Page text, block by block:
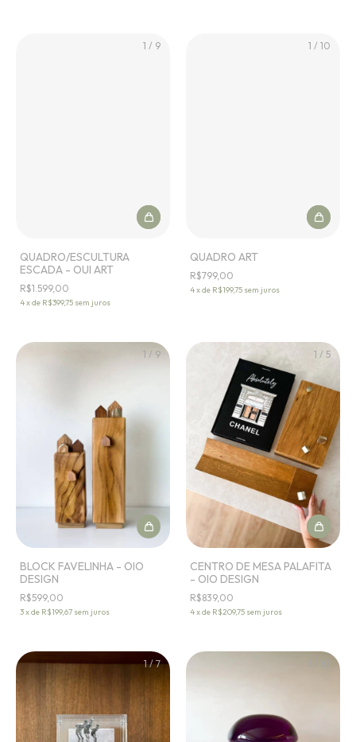
1 / 9
QUADRO/ESCULTURA
ESCADA - OUI ART
R$1.599,00
4xde R$399,75 sem juros
1 / 10
QUADRO ART
R$799,00
4xde R$199,75 sem juros
1 / 9
BLOCK FAVELINHA - OIO
DESIGN
R$599,00
3xde R$199,67 sem juros
1 / 5
CENTRO DE MESA PALAFITA
- OIO DESIGN
R$839,00
4xde R$209,75 sem juros
1/7 10